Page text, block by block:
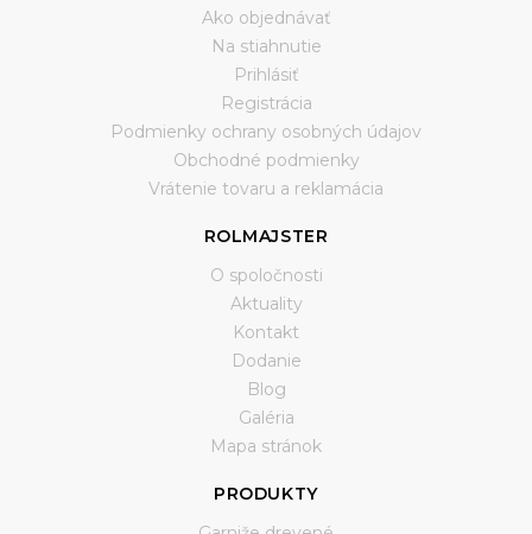
Ako objednávať
Na stiahnutie
Prihlásiť
Registrácia
Podmienky ochrany osobných údajov
Obchodné podmienky
Vrátenie tovaru a reklamácia
ROLMAJSTER
O spoločnosti
Aktuality
Kontakt
Dodanie
Blog
Galéria
Mapa stránok
PRODUKTY